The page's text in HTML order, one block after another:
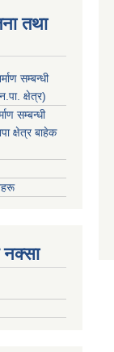
तथा
सम्बन्धी
क्षेत्र)
सम्बन्धी
क्षेत्र बाहेक
नक्सा